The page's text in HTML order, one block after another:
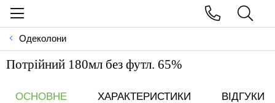
Одеколони
Потрійний 180мл без футл. 65%
ОСНОВНЕ ХАРАКТЕРИСТИКИ ВІДГУКИ